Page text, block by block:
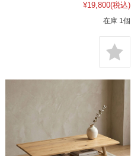
¥19,800(税込)
在庫 1個